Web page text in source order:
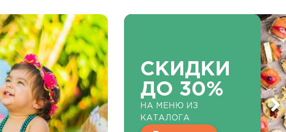
СКИДКИ
ДО 30%
НА МЕНЮ ИЗ
КАТАЛОГА